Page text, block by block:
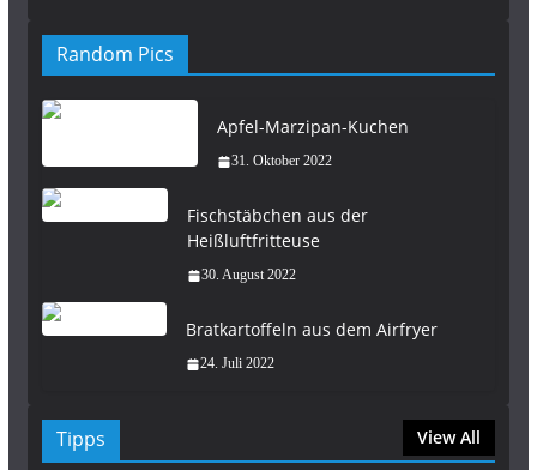
Random Pics
Apfel-Marzipan-Kuchen
31. Oktober 2022
Fischstäbchen aus der
Heißluftfritteuse
30. August 2022
Bratkartoffeln aus dem Airfryer
24. Juli 2022
Tipps View All